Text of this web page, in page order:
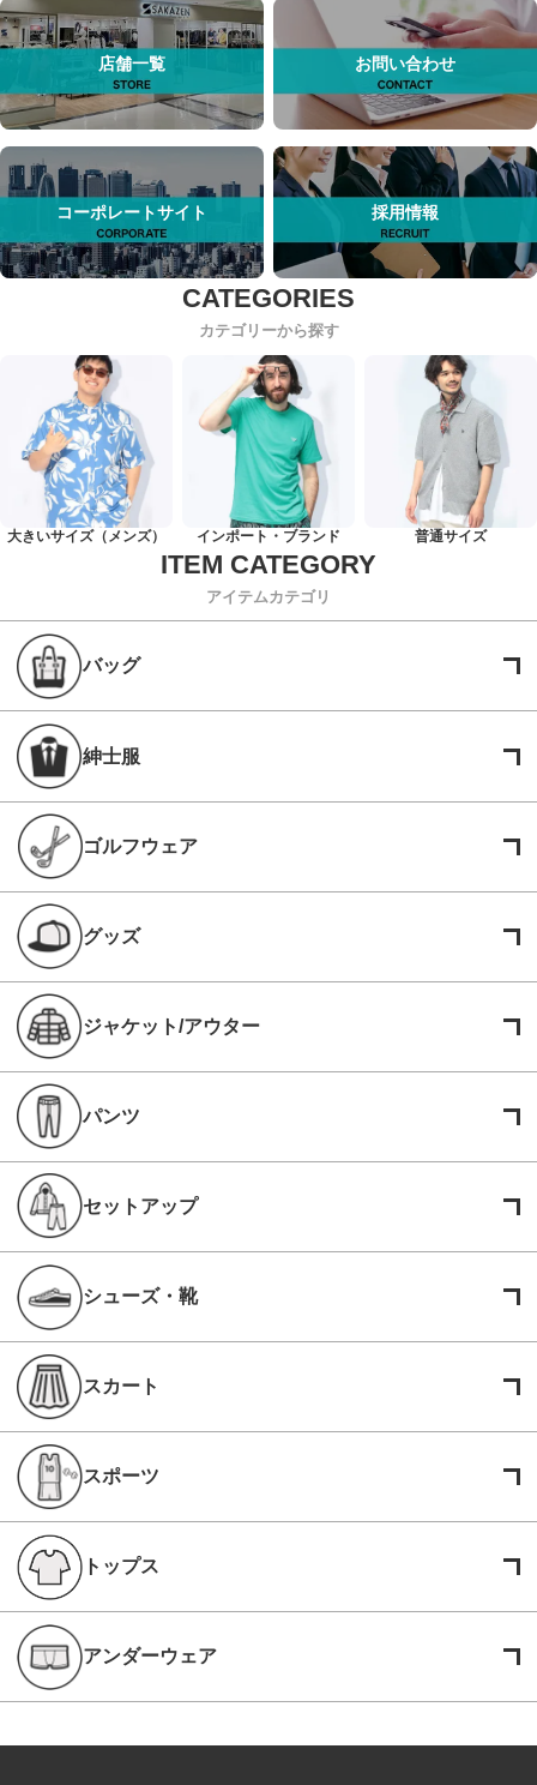
店舗一覧 お問い合わせ
コーポレートサイト 採用情報
カテゴリーから探す
大きいサイズ（メンズ） インポート・ブランド 普通サイズ
アイテムカテゴリ
バッグ
紳士服
ゴルフウェア
グッズ
ジャケット/アウター
パンツ
セットアップ
シューズ・靴
スカート
スポーツ
トップス
アンダーウェア